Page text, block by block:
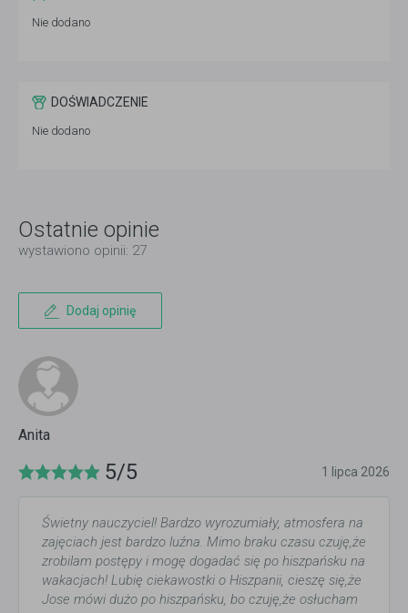
Nie dodano
DOŚWIADCZENIE
Nie dodano
Ostatnie opinie
wystawiono opinii: 27
Dodaj opinię
Anita
5/5 1 lipca 2026
Świetny nauczyciel! Bardzo wyrozumiały, atmosfera na
zajęciach jest bardzo luźna. Mimo braku czasu czuję,że
zrobilam postępy i mogę dogadać się po hiszpańsku na
wakacjach! Lubię ciekawostki o Hiszpanii, cieszę się,że
Jose mówi dużo po hiszpańsku, bo czuję,że osłucham